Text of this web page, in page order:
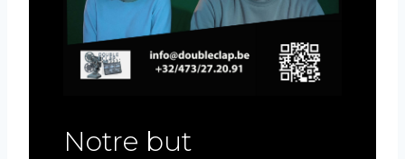
Notre but